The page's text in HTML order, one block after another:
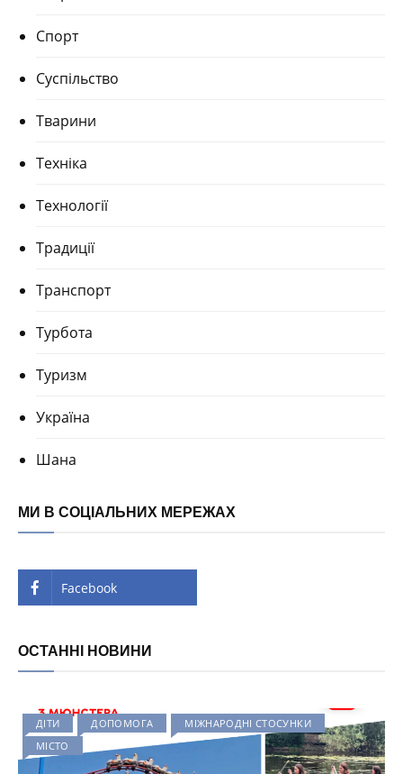
Спорт
Суспільство
Тварини
Техніка
Технології
Традиції
Транспорт
Турбота
Туризм
Україна
Шана
МИ В СОЦІАЛЬНИХ МЕРЕЖАХ
Facebook
ОСТАННІ НОВИНИ
ДІТИ ДОПОМОГА
МІЖНАРОДНІ СТОСУНКИ
МІСТО